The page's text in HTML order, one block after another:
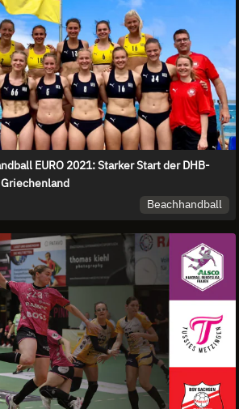
EURO 2021: Starker Start der DHB-
Beachhandball